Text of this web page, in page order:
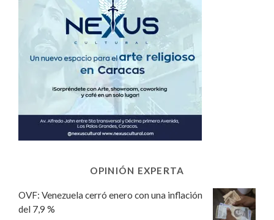
OPINIÓN EXPERTA
OVF: Venezuela cerró enero con una inflación
del 7,9 %